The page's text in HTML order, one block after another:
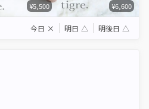
¥5,500 ¥6,600
今日 × 明日 △ 明後日 △